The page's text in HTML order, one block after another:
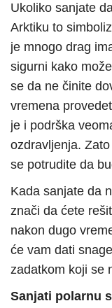
Ukoliko sanjate
Arktiku to
je mnogo drag
sigurni kako
se da ne činite
vremena
je i podrška
ozdravljenja.
se potrudite da
Kada sanjate da
znači da ćete
nakon dugo
će vam dati
zadatkom koji se
Sanjati polarnu